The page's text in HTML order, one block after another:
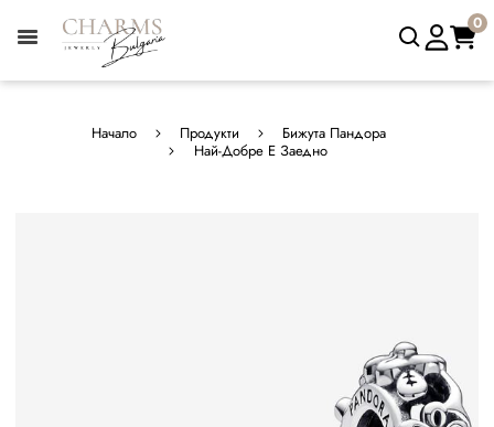
0
Начало Продукти
Бижута Пандора
Най-Добре Е Заедно